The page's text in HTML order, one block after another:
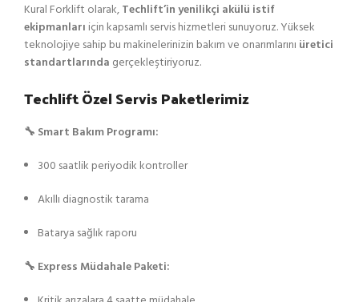
Kural Forklift olarak,Techlift’in yenilikçi akülü istif
ekipmanları için kapsamlı servis hizmetleri sunuyoruz. Yüksek
teknolojiye sahip bu makinelerinizin bakım ve onarımlarını üretici
standartlarında gerçekleştiriyoruz.
Techlift Özel Servis Paketlerimiz
🔧 Smart Bakım Programı:
300 saatlik periyodik kontroller
Akıllı diagnostik tarama
Batarya sağlık raporu
🔧 Express Müdahale Paketi: